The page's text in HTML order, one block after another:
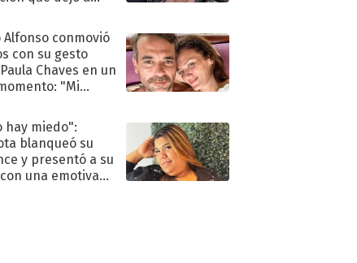
Alfonso conmovió
con su gesto
Chaves en un
"Mi
hay miedo":
blanqueó su
y presentó a su
una emotiva